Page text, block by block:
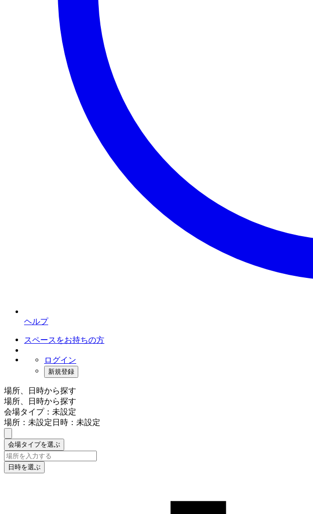
ヘルプ
スペースをお持ちの方
ログイン
新規登録
場所、日時から探す
場所、日時から探す
会場タイプ：未設定
場所：未設定日時：未設定
会場タイプを選ぶ
日時を選ぶ